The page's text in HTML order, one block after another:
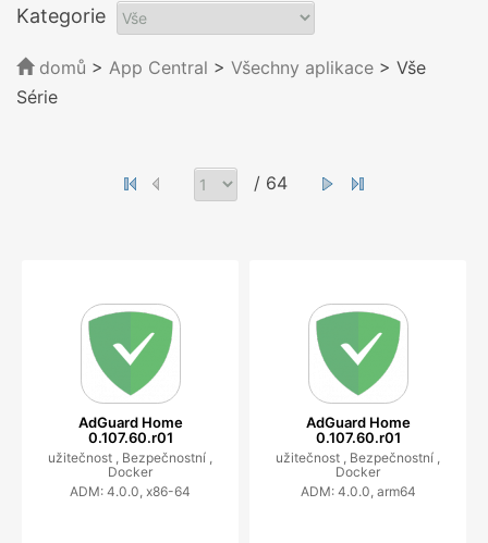
Kategorie
domů > App Central > Všechny aplikace > Vše
Série
/ 64
AdGuard Home
0.107.60.r01
užitečnost , Bezpečnostní ,
Docker
ADM: 4.0.0, x86-64
AdGuard Home
0.107.60.r01
užitečnost , Bezpečnostní ,
Docker
ADM: 4.0.0, arm64